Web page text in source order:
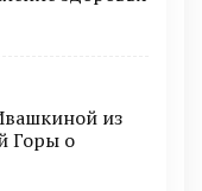
из
Горы о